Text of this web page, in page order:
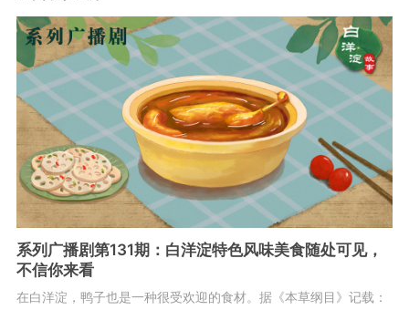
系列广播剧第131期：白洋淀特色风味美食随处可见，
不信你来看
在白洋淀，鸭子也是一种很受欢迎的食材。据《本草纲目》记载：